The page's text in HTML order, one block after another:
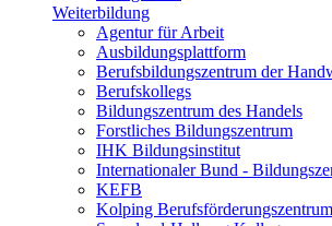
Weiterbildung
Agentur für Arbeit
Ausbildungsplattform
Berufsbildungszentrum der
Berufskollegs
Bildungszentrum des Handels
Forstliches Bildungszentrum
IHK Bildungsinstitut
Internationaler Bund -
KEFB
Kolping Berufsförderungszentrum